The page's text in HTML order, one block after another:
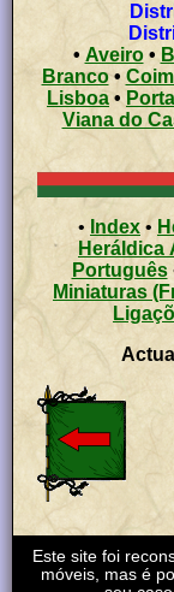
• Aveiro•
Branco•
Lisboa •
Viana do
• Index •
Heráldica
Português
Miniaturas
Este site foi
móveis, mas é